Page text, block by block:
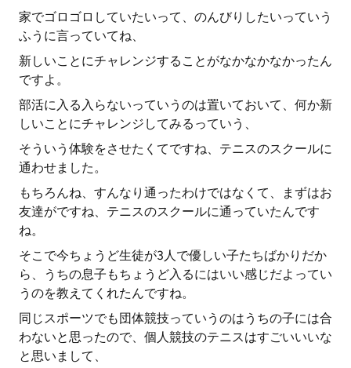
家でゴロゴロしていたいって、のんびりしたいっていう
ふうに言っていてね、
新しいことにチャレンジすることがなかなかなかったん
ですよ。
部活に入る入らないっていうのは置いておいて、何か新
しいことにチャレンジしてみるっていう、
そういう体験をさせたくてですね、テニスのスクールに
通わせました。
もちろんね、すんなり通ったわけではなくて、まずはお
友達がですね、テニスのスクールに通っていたんです
ね。
そこで今ちょうど生徒が3人で優しい子たちばかりだか
ら、うちの息子もちょうど入るにはいい感じだよってい
うのを教えてくれたんですね。
同じスポーツでも団体競技っていうのはうちの子には合
わないと思ったので、個人競技のテニスはすごいいいな
と思いまして、